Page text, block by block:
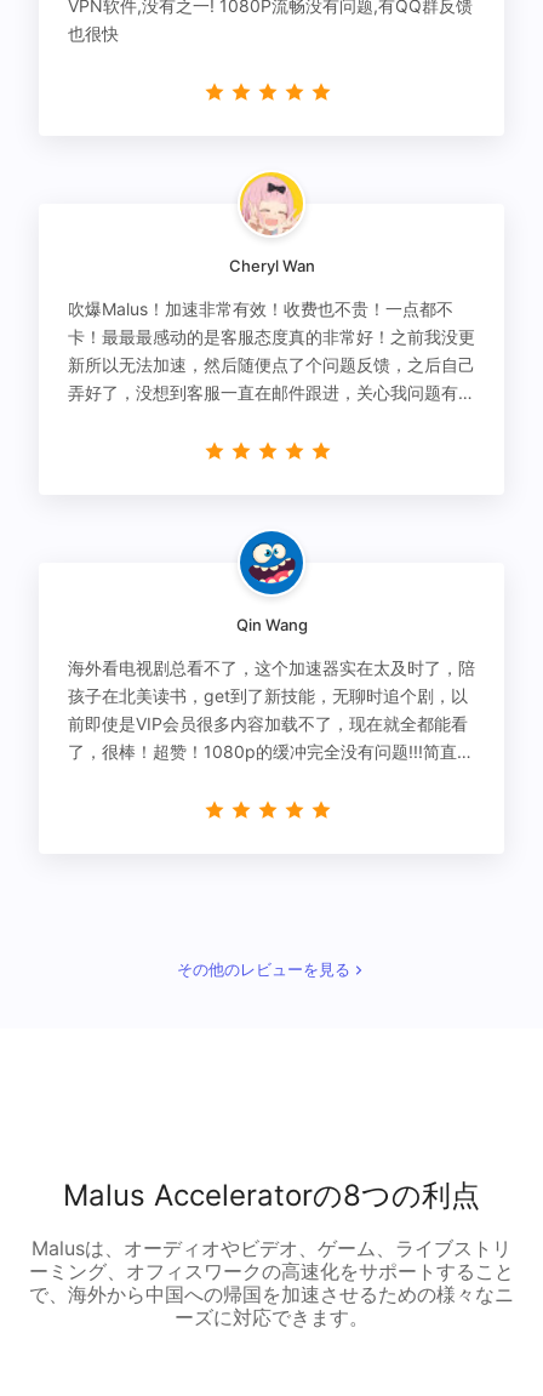
VPN软件,没有之一! 1080P流畅没有问题,有QQ群反馈
也很快
Cheryl Wan
吹爆Malus！加速非常有效！收费也不贵！一点都不
卡！最最最感动的是客服态度真的非常好！之前我没更
新所以无法加速，然后随便点了个问题反馈，之后自己
弄好了，没想到客服一直在邮件跟进，关心我问题有没
Qin Wang
海外看电视剧总看不了，这个加速器实在太及时了，陪
孩子在北美读书，get到了新技能，无聊时追个剧，以
前即使是VIP会员很多内容加载不了，现在就全都能看
了，很棒！超赞！1080p的缓冲完全没有问题!!!简直救
その他のレビューを見る
Malus Acceleratorの8つの利点
Malusは、オーディオやビデオ、ゲーム、ライブストリ
ーミング、オフィスワークの高速化をサポートすること
で、海外から中国への帰国を加速させるための様々なニ
ーズに対応できます。